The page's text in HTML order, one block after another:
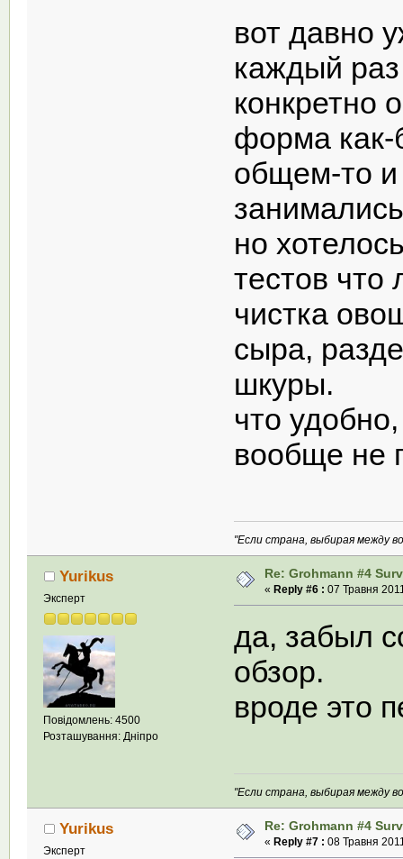
вот давно
каждый
конкретно
форма как-
общем-то и
но
тестов что
чистка
сыра,
шкуры.
что
вообще не
"Если страна, выбирая между
Yurikus
Эксперт
Повідомлень: 4500
Розташування: Дніпро
Re: Grohmann #4
« Reply #6 : 07 Травня
да, забыл
обзор.
вроде это
"Если страна, выбирая между
Yurikus
Эксперт
Re: Grohmann #4
« Reply #7 : 08 Травня